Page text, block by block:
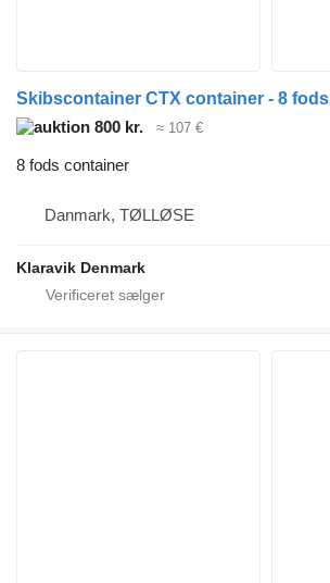
Skibscontainer CTX container - 8 fods
800 kr.
≈ 107 €
8 fods container
Danmark, TØLLØSE
Klaravik Denmark